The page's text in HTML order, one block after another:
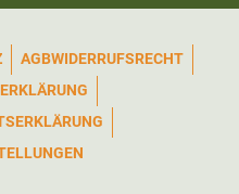
AGBWIDERRUFSRECHT